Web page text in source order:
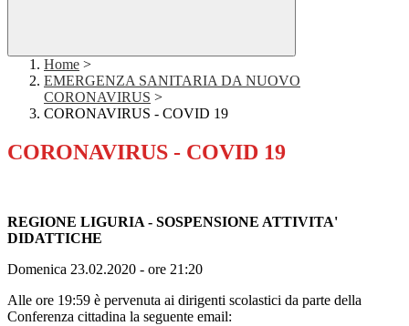
Home >
EMERGENZA SANITARIA DA NUOVO
CORONAVIRUS >
CORONAVIRUS - COVID 19
CORONAVIRUS - COVID 19
REGIONE LIGURIA - SOSPENSIONE ATTIVITA'
DIDATTICHE
Domenica 23.02.2020 - ore 21:20
Alle ore 19:59 è pervenuta ai dirigenti scolastici da parte della
Conferenza cittadina la seguente email: